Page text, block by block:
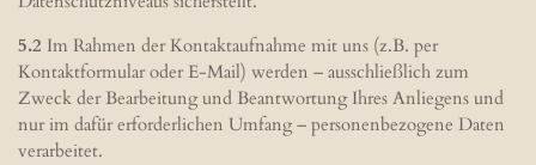
5.2 Im Rahmen der Kontaktaufnahme mit uns (z.B. per
Kontaktformular oder E-Mail) werden – ausschließlich zum
Zweck der Bearbeitung und Beantwortung Ihres Anliegens und
nur im dafür erforderlichen Umfang – personenbezogene Daten
verarbeitet.